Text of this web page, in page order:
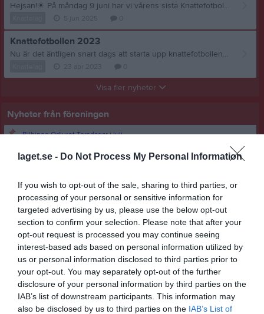
laget.se - Do Not Process My Personal Information
If you wish to opt-out of the sale, sharing to third parties, or
processing of your personal or sensitive information for
targeted advertising by us, please use the below opt-out
section to confirm your selection. Please note that after your
opt-out request is processed you may continue seeing
interest-based ads based on personal information utilized by
us or personal information disclosed to third parties prior to
your opt-out. You may separately opt-out of the further
disclosure of your personal information by third parties on the
IAB’s list of downstream participants. This information may
also be disclosed by us to third parties on the IAB’s List of
Hejsan! ☀ På måndag 9 juni har vi vårens sista Knattefotboll på Kullaborg! 18.00 som vanligt
Knattefotbollen 2023
Nu är det äntligen snart dags att starta upp knattefotbollen för säsongen! Knattefotbollen riktas till barn mellan 4 - 7 år och tillsammans tränar vi grunderna i fotboll genom olika lekar. Vi kommer träffas måndagar 18.15 - 19.15 på Kullaborgs B-plan i Korsberga med start 1:a Maj (med uppehåll v.20) och hålla på fram till och med 5:e juni då vi har uppehåll över sommarlovet! Tveka inte att höra av er till Ellen på 073-23 23 605 ifall ni har några frågor, hoppas vi ses! Hälsningar, Ellen Frick och Emma Björnell
Visa fler nyheter
Nyheter från föreningen
Bilbingo Odjuret Torsdagar i juli
Senast uppladdade video
Ingen video uppladdad
Logga in och ladda upp ert första klipp
Senast uppdaterade album